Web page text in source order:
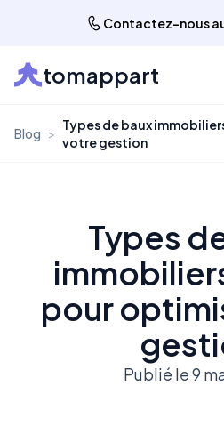
Contactez-nous
tomappart
Blog >
Types de baux
votre gestion
Types
pour
Publié le 9